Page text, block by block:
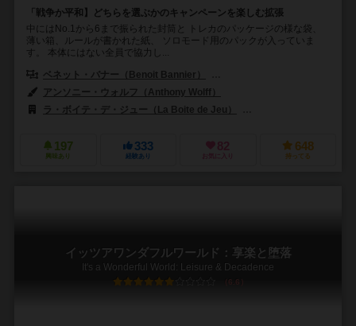
「戦争か平和】どちらを選ぶかのキャンペーンを楽しむ拡張
中にはNo.1から6まで振られた封筒と トレカのパッケージの様な袋、
薄い箱、ルールが書かれた紙、 ソロモード用のパックが入っていま
す。 本体にはない全員で協力し...
ベネット・バナー（Benoit Bannier）
アンソニー・ウォルフ（Anthony Wolff）
ラ・ボイテ・デ・ジュー（La Boite de Jeu）
197
興味あり
333
経験あり
82
お気に入り
648
持ってる
イッツアワンダフルワールド：享楽と堕落
It's a Wonderful World: Leisure & Decadence
6.6